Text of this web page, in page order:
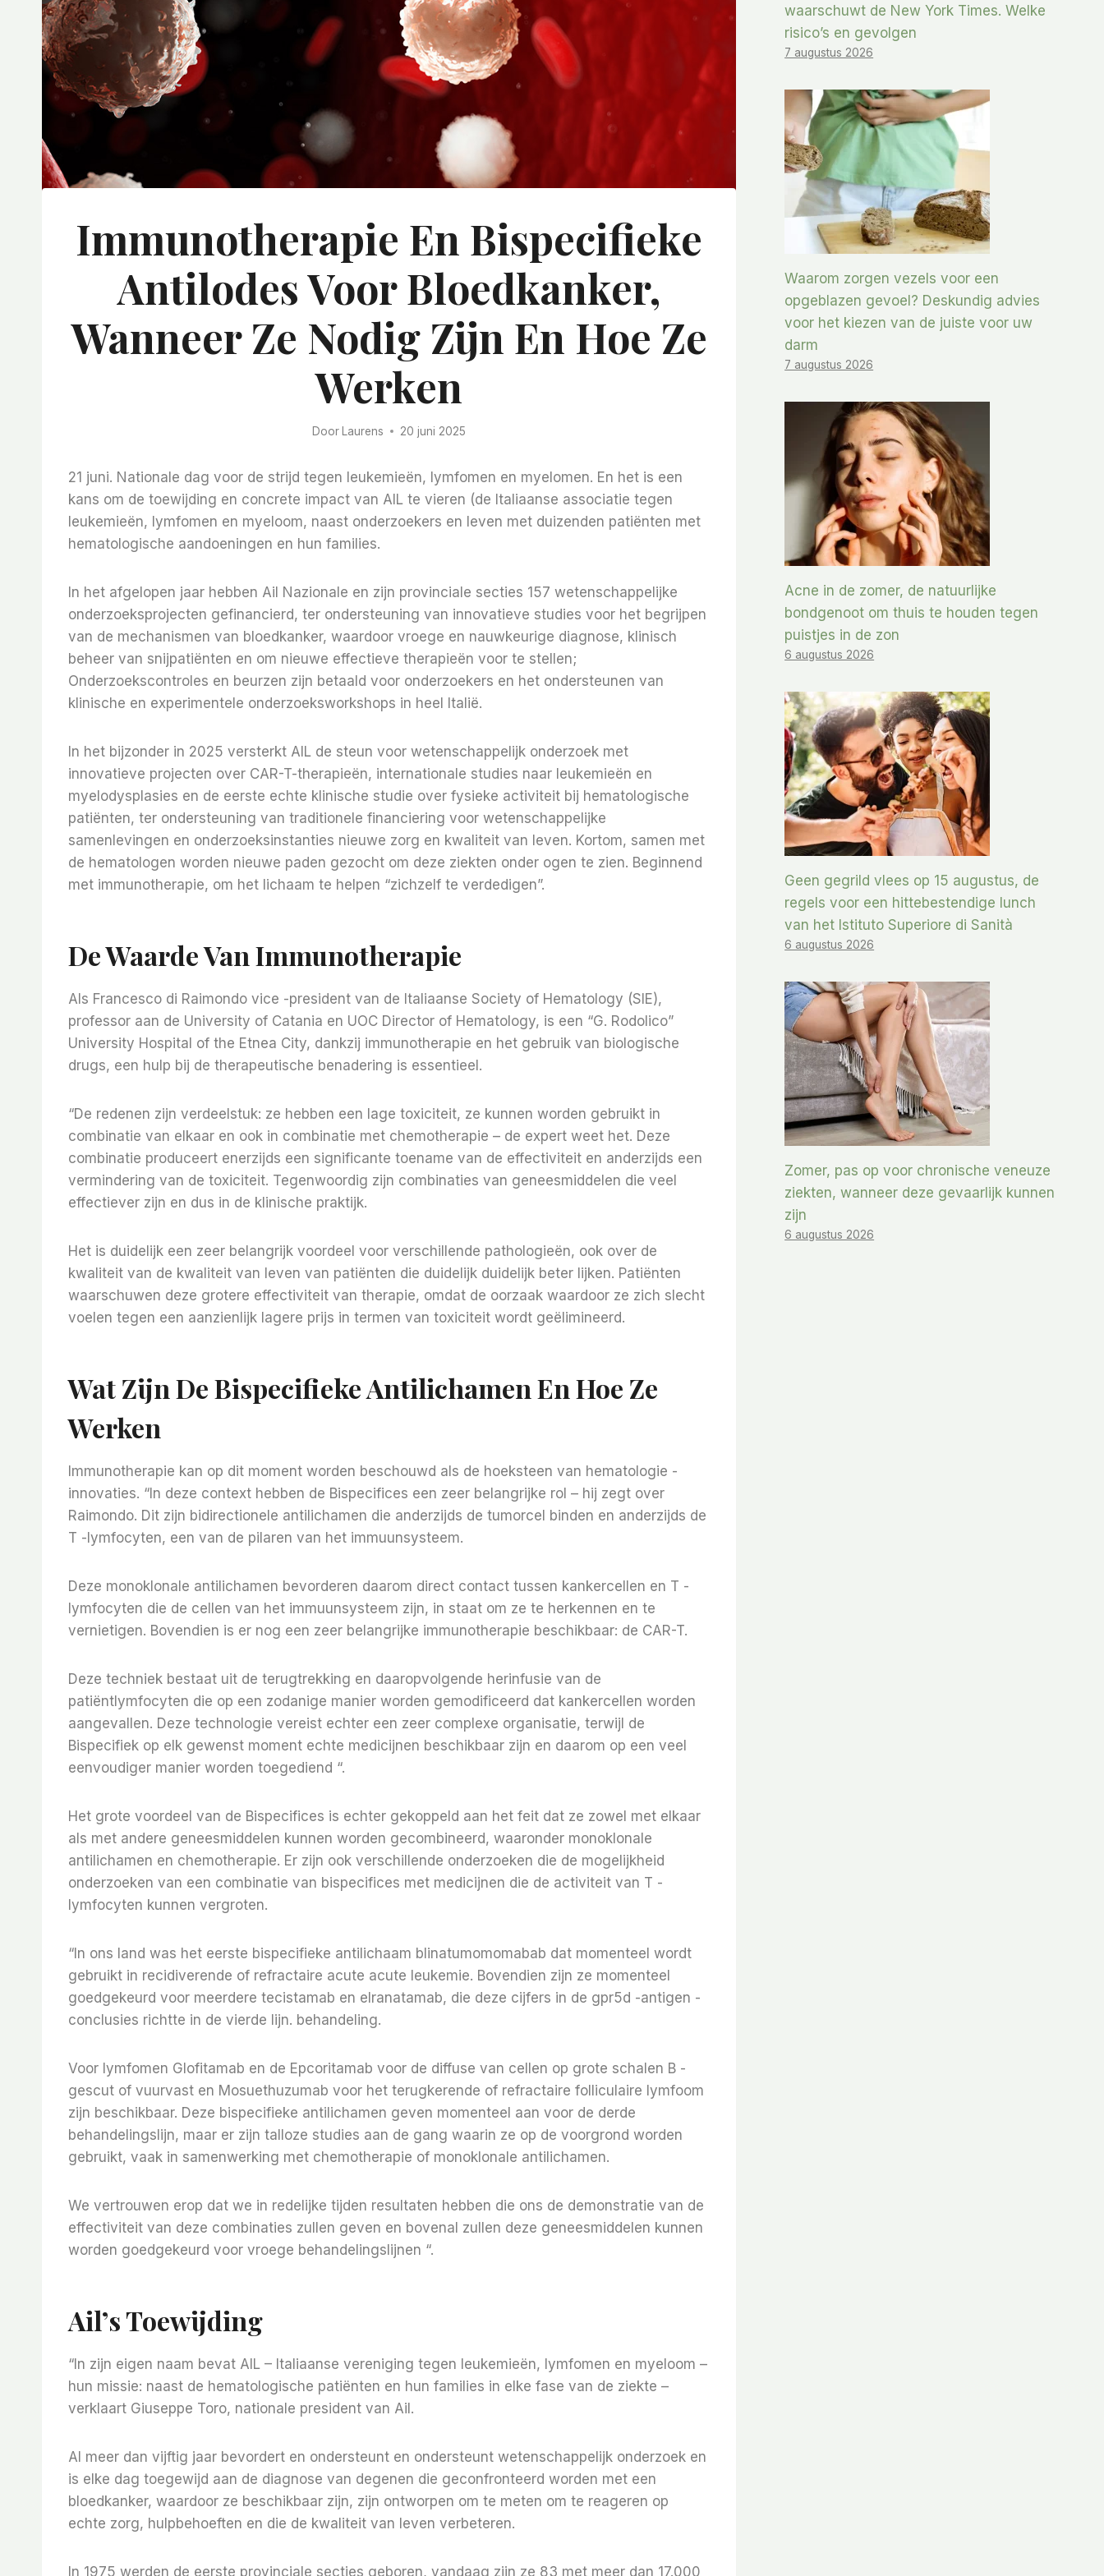
Immunotherapie En Bispecifieke
Antilodes Voor Bloedkanker,
Wanneer Ze Nodig Zijn En Hoe Ze
Werken
Door Laurens 20 juni 2025
21 juni. Nationale dag voor de strijd tegen leukemieën, lymfomen en myelomen. En het is een
kans om de toewijding en concrete impact van AIL te vieren (de Italiaanse associatie tegen
leukemieën, lymfomen en myeloom, naast onderzoekers en leven met duizenden patiënten met
hematologische aandoeningen en hun families.
In het afgelopen jaar hebben Ail Nazionale en zijn provinciale secties 157 wetenschappelijke
onderzoeksprojecten gefinancierd, ter ondersteuning van innovatieve studies voor het begrijpen
van de mechanismen van bloedkanker, waardoor vroege en nauwkeurige diagnose, klinisch
beheer van snijpatiënten en om nieuwe effectieve therapieën voor te stellen;
Onderzoekscontroles en beurzen zijn betaald voor onderzoekers en het ondersteunen van
klinische en experimentele onderzoeksworkshops in heel Italië.
In het bijzonder in 2025 versterkt AIL de steun voor wetenschappelijk onderzoek met
innovatieve projecten over CAR-T-therapieën, internationale studies naar leukemieën en
myelodysplasies en de eerste echte klinische studie over fysieke activiteit bij hematologische
patiënten, ter ondersteuning van traditionele financiering voor wetenschappelijke
samenlevingen en onderzoeksinstanties nieuwe zorg en kwaliteit van leven. Kortom, samen met
de hematologen worden nieuwe paden gezocht om deze ziekten onder ogen te zien. Beginnend
met immunotherapie, om het lichaam te helpen “zichzelf te verdedigen”.
De Waarde Van Immunotherapie
Als Francesco di Raimondo vice -president van de Italiaanse Society of Hematology (SIE),
professor aan de University of Catania en UOC Director of Hematology, is een “G. Rodolico”
University Hospital of the Etnea City, dankzij immunotherapie en het gebruik van biologische
drugs, een hulp bij de therapeutische benadering is essentieel.
“De redenen zijn verdeelstuk: ze hebben een lage toxiciteit, ze kunnen worden gebruikt in
combinatie van elkaar en ook in combinatie met chemotherapie – de expert weet het. Deze
combinatie produceert enerzijds een significante toename van de effectiviteit en anderzijds een
vermindering van de toxiciteit. Tegenwoordig zijn combinaties van geneesmiddelen die veel
effectiever zijn en dus in de klinische praktijk.
Het is duidelijk een zeer belangrijk voordeel voor verschillende pathologieën, ook over de
kwaliteit van de kwaliteit van leven van patiënten die duidelijk duidelijk beter lijken. Patiënten
waarschuwen deze grotere effectiviteit van therapie, omdat de oorzaak waardoor ze zich slecht
voelen tegen een aanzienlijk lagere prijs in termen van toxiciteit wordt geëlimineerd.
Wat Zijn De Bispecifieke Antilichamen En Hoe Ze
Werken
Immunotherapie kan op dit moment worden beschouwd als de hoeksteen van hematologie -
innovaties. “In deze context hebben de Bispecifices een zeer belangrijke rol – hij zegt over
Raimondo. Dit zijn bidirectionele antilichamen die anderzijds de tumorcel binden en anderzijds de
T -lymfocyten, een van de pilaren van het immuunsysteem.
Deze monoklonale antilichamen bevorderen daarom direct contact tussen kankercellen en T -
lymfocyten die de cellen van het immuunsysteem zijn, in staat om ze te herkennen en te
vernietigen. Bovendien is er nog een zeer belangrijke immunotherapie beschikbaar: de CAR-T.
Deze techniek bestaat uit de terugtrekking en daaropvolgende herinfusie van de
patiëntlymfocyten die op een zodanige manier worden gemodificeerd dat kankercellen worden
aangevallen. Deze technologie vereist echter een zeer complexe organisatie, terwijl de
Bispecifiek op elk gewenst moment echte medicijnen beschikbaar zijn en daarom op een veel
eenvoudiger manier worden toegediend “.
Het grote voordeel van de Bispecifices is echter gekoppeld aan het feit dat ze zowel met elkaar
als met andere geneesmiddelen kunnen worden gecombineerd, waaronder monoklonale
antilichamen en chemotherapie. Er zijn ook verschillende onderzoeken die de mogelijkheid
onderzoeken van een combinatie van bispecifices met medicijnen die de activiteit van T -
lymfocyten kunnen vergroten.
“In ons land was het eerste bispecifieke antilichaam blinatumomomabab dat momenteel wordt
gebruikt in recidiverende of refractaire acute acute leukemie. Bovendien zijn ze momenteel
goedgekeurd voor meerdere tecistamab en elranatamab, die deze cijfers in de gpr5d -antigen -
conclusies richtte in de vierde lijn. behandeling.
Voor lymfomen Glofitamab en de Epcoritamab voor de diffuse van cellen op grote schalen B -
gescut of vuurvast en Mosuethuzumab voor het terugkerende of refractaire folliculaire lymfoom
zijn beschikbaar. Deze bispecifieke antilichamen geven momenteel aan voor de derde
behandelingslijn, maar er zijn talloze studies aan de gang waarin ze op de voorgrond worden
gebruikt, vaak in samenwerking met chemotherapie of monoklonale antilichamen.
We vertrouwen erop dat we in redelijke tijden resultaten hebben die ons de demonstratie van de
effectiviteit van deze combinaties zullen geven en bovenal zullen deze geneesmiddelen kunnen
worden goedgekeurd voor vroege behandelingslijnen “.
Ail’s Toewijding
“In zijn eigen naam bevat AIL – Italiaanse vereniging tegen leukemieën, lymfomen en myeloom –
hun missie: naast de hematologische patiënten en hun families in elke fase van de ziekte –
verklaart Giuseppe Toro, nationale president van Ail.
Al meer dan vijftig jaar bevordert en ondersteunt en ondersteunt wetenschappelijk onderzoek en
is elke dag toegewijd aan de diagnose van degenen die geconfronteerd worden met een
bloedkanker, waardoor ze beschikbaar zijn, zijn ontworpen om te meten om te reageren op
echte zorg, hulpbehoeften en die de kwaliteit van leven verbeteren.
In 1975 werden de eerste provinciale secties geboren, vandaag zijn ze 83 met meer dan 17.000
waarschuwt de New York Times. Welke
risico’s en gevolgen
7 augustus 2026
Waarom zorgen vezels voor een
opgeblazen gevoel? Deskundig advies
voor het kiezen van de juiste voor uw
darm
7 augustus 2026
Acne in de zomer, de natuurlijke
bondgenoot om thuis te houden tegen
puistjes in de zon
6 augustus 2026
Geen gegrild vlees op 15 augustus, de
regels voor een hittebestendige lunch
van het Istituto Superiore di Sanità
6 augustus 2026
Zomer, pas op voor chronische veneuze
ziekten, wanneer deze gevaarlijk kunnen
zijn
6 augustus 2026